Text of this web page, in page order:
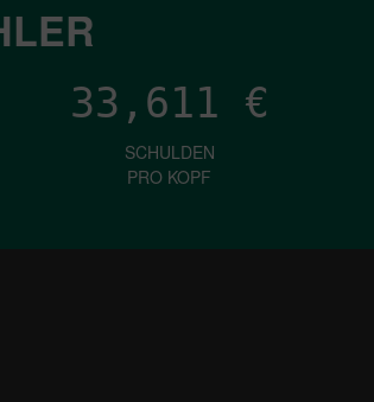
33,611 €
SCHULDEN
PRO KOPF